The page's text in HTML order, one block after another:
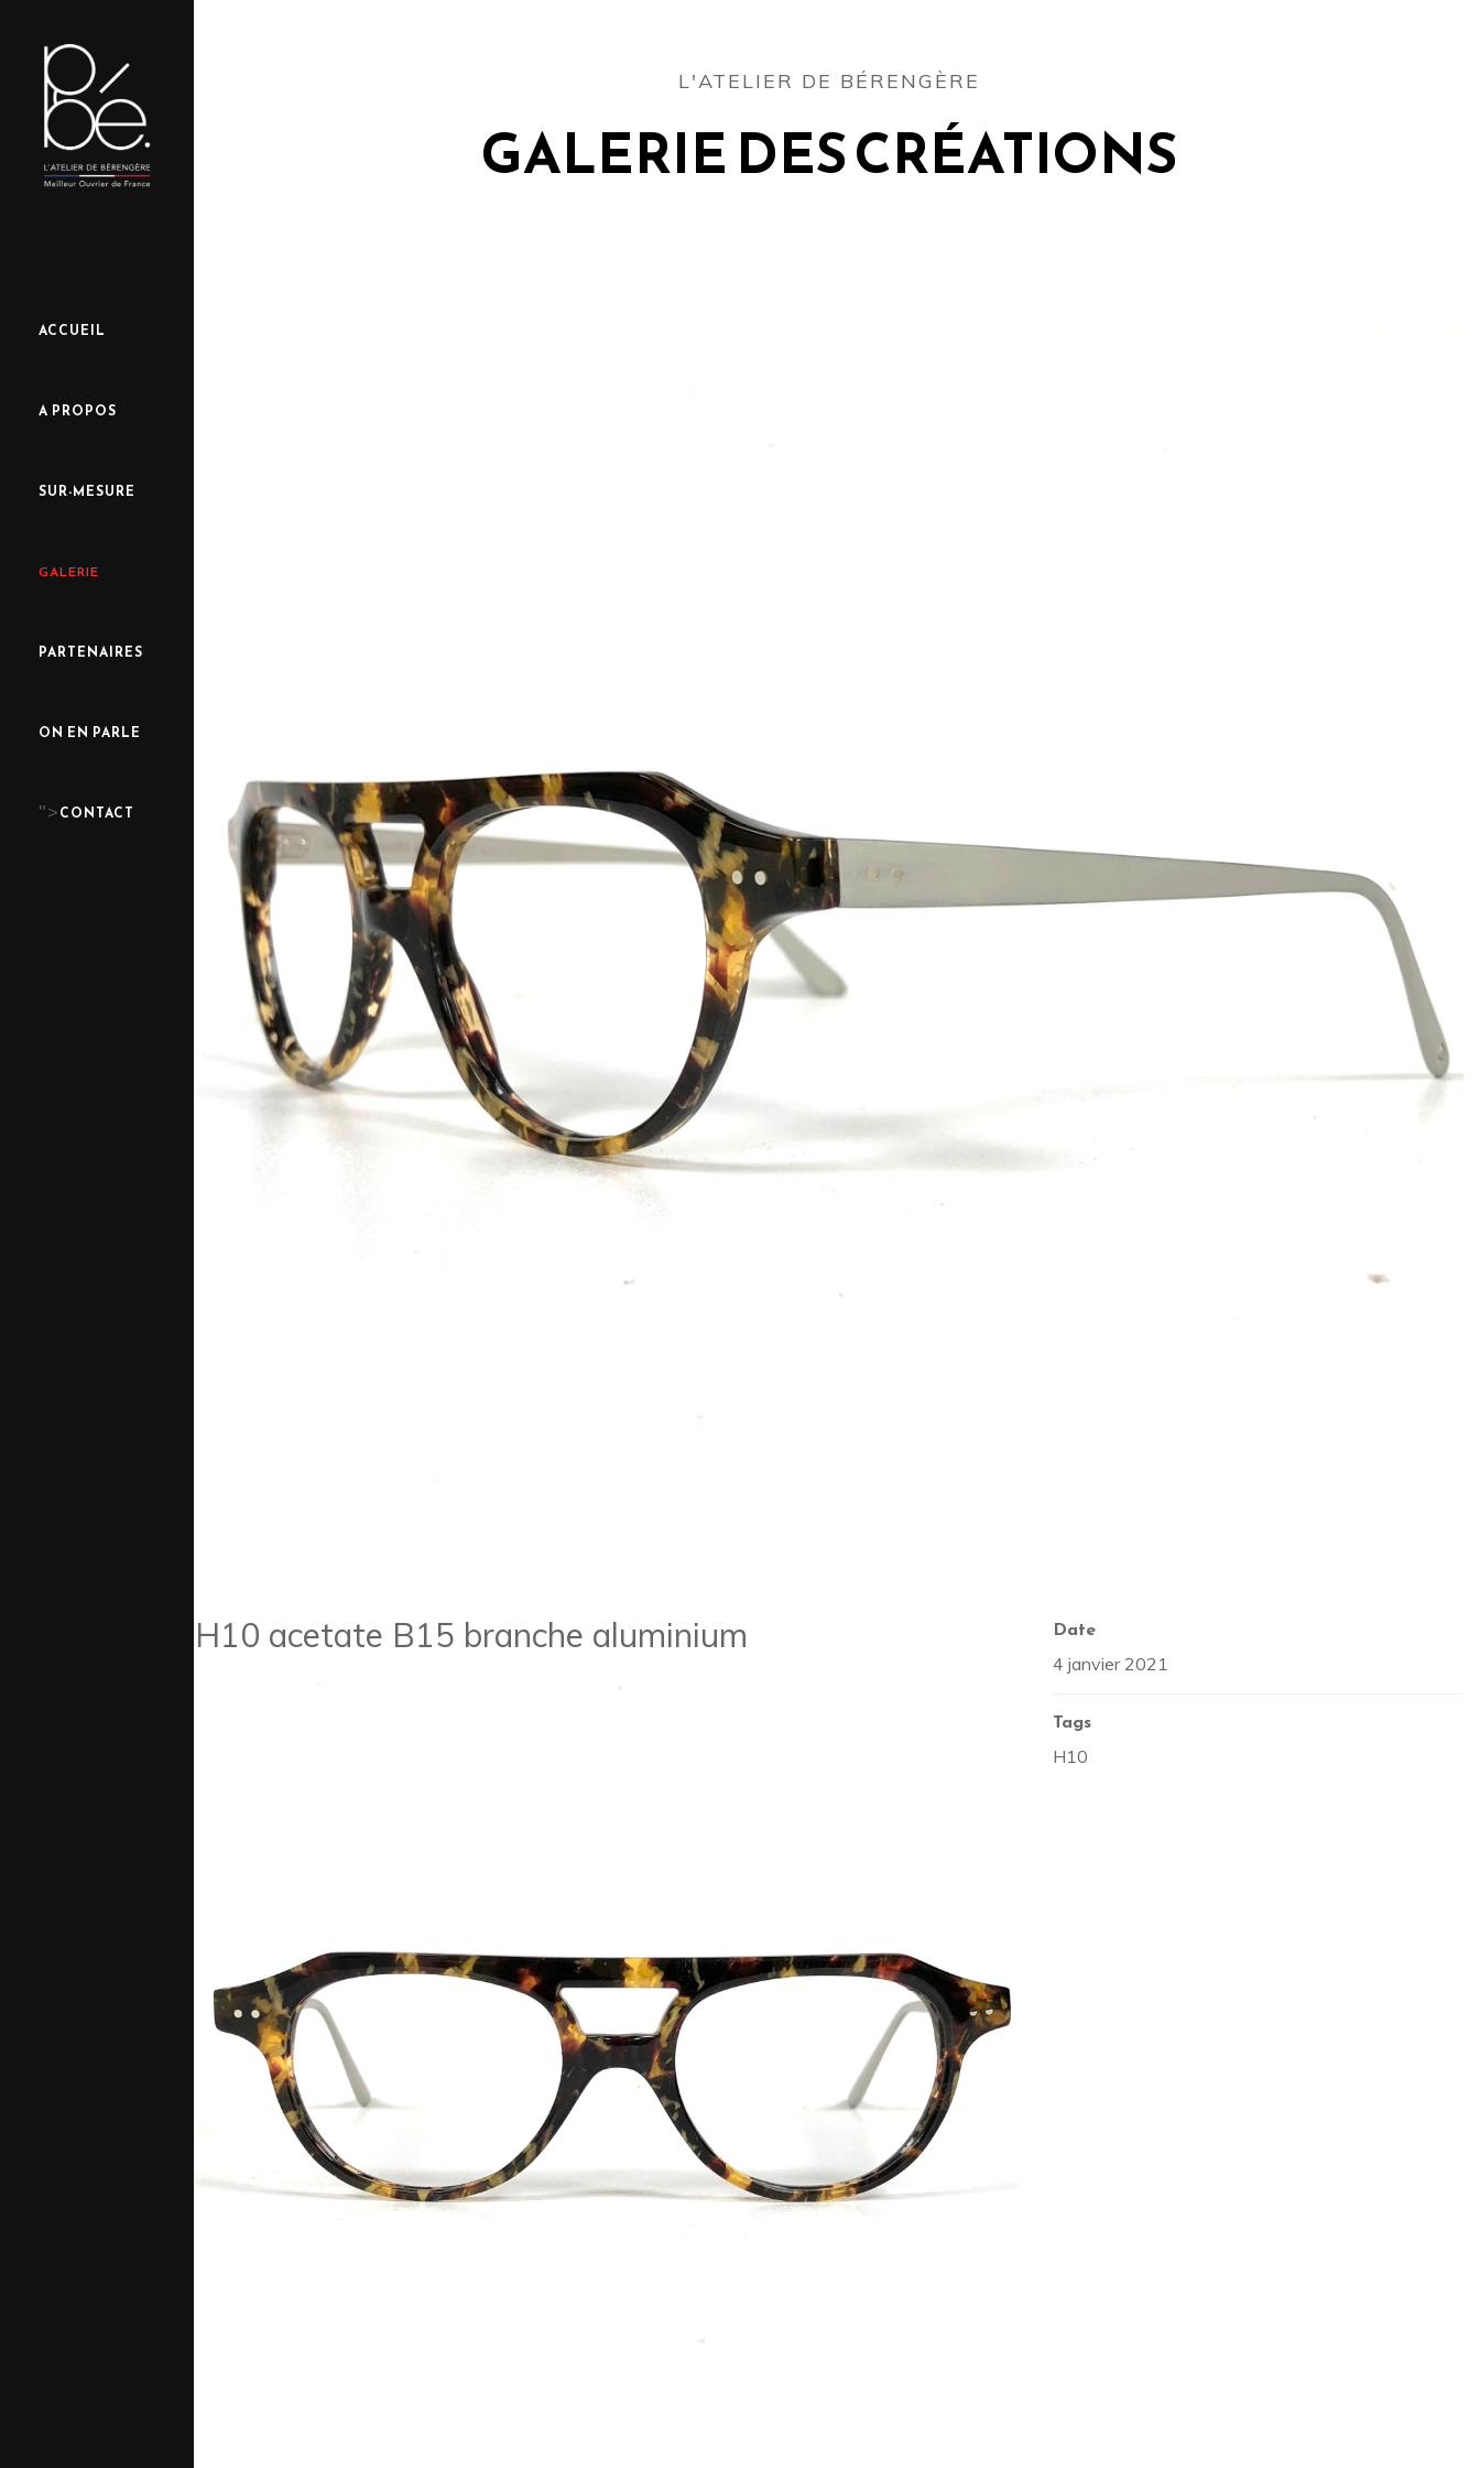
ACCUEIL
A PROPOS
SUR-MESURE
GALERIE
PARTENAIRES
ON EN PARLE
">CONTACT
L'ATELIER DE BÉRENGÈRE
GALERIE DES CRÉATIONS
H10 acetate B15 branche aluminium Date
4 janvier 2021
Tags
H10